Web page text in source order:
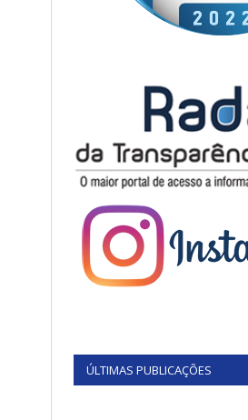
ÚLTIMAS PUBLICAÇÕES